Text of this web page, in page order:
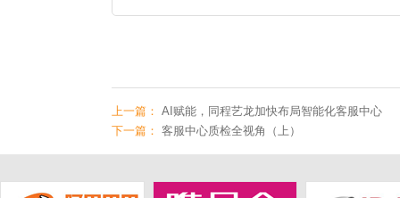
上一篇： AI赋能，同程艺龙加快布局智能化客服中心
下一篇： 客服中心质检全视角（上）